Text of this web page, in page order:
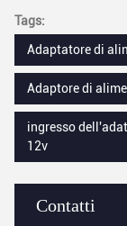
Contatti
Tags:
Adaptatore di
Adaptore di
ingresso
12v